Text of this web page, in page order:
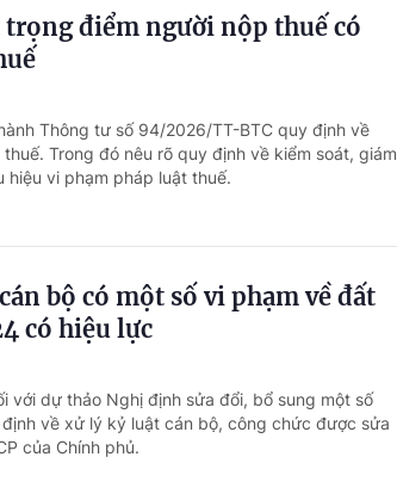
điểm người nộp thuế có
Thông tư số 94/2026/TT-BTC quy định về
Trong đó nêu rõ quy định về kiểm soát, giám
vi phạm pháp luật thuế.
bộ có một số vi phạm về đất
có hiệu lực
với dự thảo Nghị định sửa đổi, bổ sung một số
về xử lý kỷ luật cán bộ, công chức được sửa
của Chính phủ.